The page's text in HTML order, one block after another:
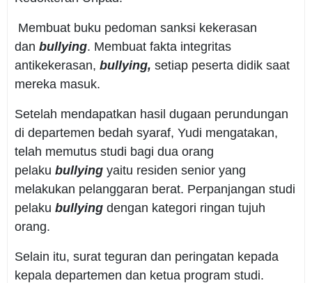
Membuat buku pedoman sanksi kekerasan
dan bullying. Membuat fakta integritas
antikekerasan, bullying, setiap peserta didik saat
mereka masuk.
Setelah mendapatkan hasil dugaan perundungan
di departemen bedah syaraf, Yudi mengatakan,
telah memutus studi bagi dua orang
pelaku bullying yaitu residen senior yang
melakukan pelanggaran berat. Perpanjangan studi
pelaku bullying dengan kategori ringan tujuh
orang.
Selain itu, surat teguran dan peringatan kepada
kepala departemen dan ketua program studi.